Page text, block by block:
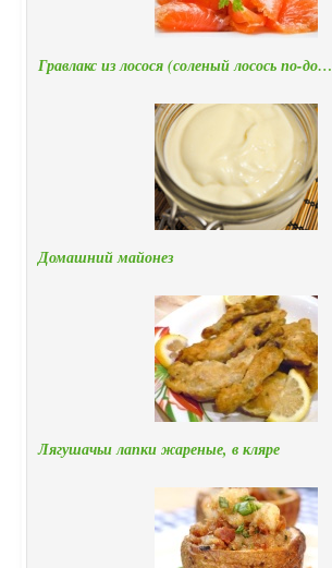
Гравлакс из лосося (соленый лосось по-до…
Домашний майонез
Лягушачьи лапки жареные, в кляре